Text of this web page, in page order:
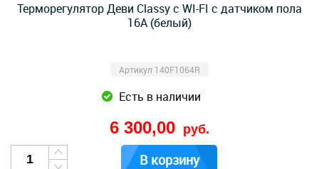
Терморегулятор Деви Classy с WI-FI с датчиком пола
16A (белый)
Артикул 140F1064R
Есть в наличии
6 300,00 руб.
В корзину